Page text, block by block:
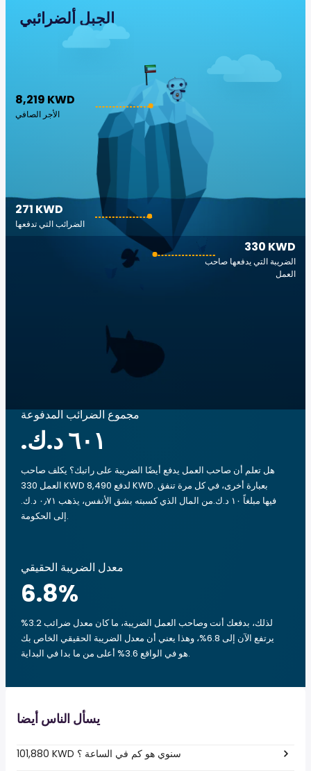
الجبل ألضرائبي
8,219 KWD
الأجر الصافي
330 KWD
الضريبة التي يدفعها صاحب
العمل
271 KWD
الضرائب التي تدفعها
مجموع الضرائب المدفوعة
هل تعلم أن صاحب العمل يدفع أيضًا الضريبة على راتبك؟ يكلف صاحب
العمل 330 KWD لدفع 8,490 KWD. بعبارة أخرى، في كل مرة تنفق
فيها مبلغاً ‏١٠ د.ك.‏من المال الذي كسبته بشق الأنفس، يذهب ‏٠٫٧١ د.ك.‏
إلى الحكومة.
معدل الضريبة الحقيقي
6.8%
لذلك، بدفعك أنت وصاحب العمل الضريبة، ما كان معدل ضرائب 3.2%
يرتفع الآن إلى 6.8%، وهذا يعني أن معدل الضريبة الحقيقي الخاص بك
هو في الواقع 3.6% أعلى من ما بدا في البداية.
يسأل الناس أيضا
101,880 KWD سنوي هو كم في الساعة ؟